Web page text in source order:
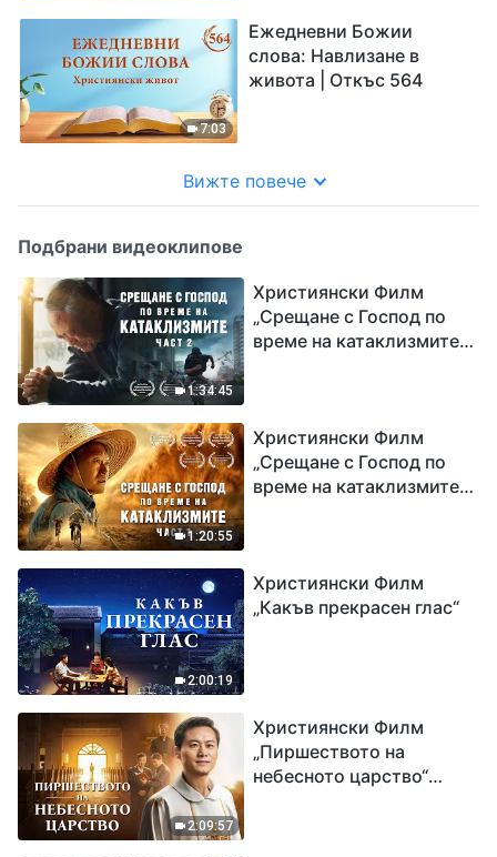
7:03
Ежедневни Божии
слова: Навлизане в
живота | Откъс 564
Вижте повече
Подбрани видеоклипове
1:34:45
Християнски Филм
„Срещане с Господ по
време на катаклизмите“
1:20:55
Християнски Филм
„Срещане с Господ по
време на катаклизмите“
2:00:19
Християнски Филм
„Какъв прекрасен глас“
2:09:57
Християнски Филм
„Пиршеството на
небесното царство“